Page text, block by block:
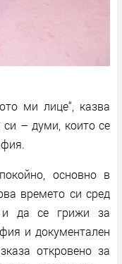
ми лице“, казва
си – думи, които се
основно в
времето си сред
и да се грижи за
и документален
откровено за